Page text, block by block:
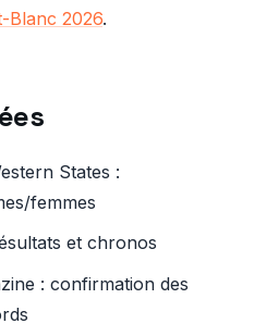
Blanc 2026.
States :
femmes
et chronos
: confirmation des